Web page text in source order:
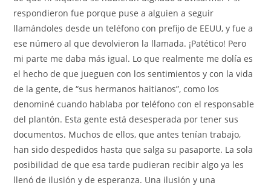
respondieron fue porque puse a alguien a seguir
llamándoles desde un teléfono con prefijo de EEUU, y fue a
ese número al que devolvieron la llamada. ¡Patético! Pero
mi parte me daba más igual. Lo que realmente me dolía es
el hecho de que jueguen con los sentimientos y con la vida
de la gente, de “sus hermanos haitianos”, como los
denominé cuando hablaba por teléfono con el responsable
del plantón. Esta gente está desesperada por tener sus
documentos. Muchos de ellos, que antes tenían trabajo,
han sido despedidos hasta que salga su pasaporte. La sola
posibilidad de que esa tarde pudieran recibir algo ya les
llenó de ilusión y de esperanza. Una ilusión y una